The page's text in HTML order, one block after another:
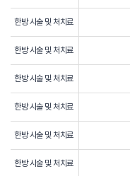
한방 시술 및 처치료
한방 시술 및 처치료
한방 시술 및 처치료
한방 시술 및 처치료
한방 시술 및 처치료
한방 시술 및 처치료